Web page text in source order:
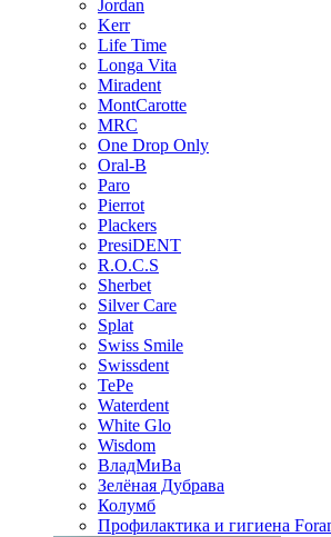
Jordan
Kerr
Life Time
Longa Vita
Miradent
MontCarotte
MRC
One Drop Only
Oral-B
Paro
Pierrot
Plackers
PresiDENT
R.O.C.S
Sherbet
Silver Care
Splat
Swiss Smile
Swissdent
TePe
Waterdent
White Glo
Wisdom
ВладМиВа
Зелёная Дубрава
Колумб
Профилактика и гигиена